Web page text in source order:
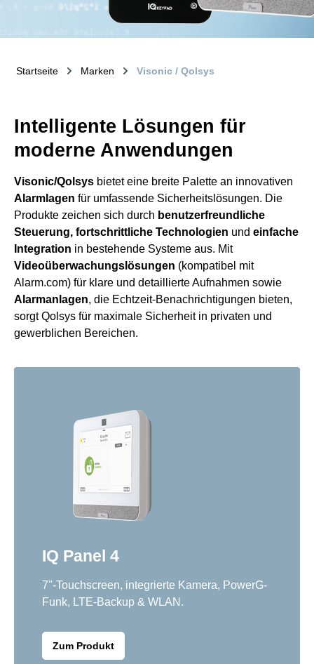
Startseite Marken Visonic / Qolsys
Intelligente Lösungen für
moderne Anwendungen
Visonic/Qolsys bietet eine breite Palette an innovativen
Alarmlagen für umfassende Sicherheitslösungen. Die
Produkte zeichen sich durch benutzerfreundliche
Steuerung, fortschrittliche Technologien und einfache
Integration in bestehende Systeme aus. Mit
Videoüberwachungslösungen (kompatibel mit
Alarm.com) für klare und detaillierte Aufnahmen sowie
Alarmanlagen, die Echtzeit-Benachrichtigungen bieten,
sorgt Qolsys für maximale Sicherheit in privaten und
gewerblichen Bereichen.
IQ Panel 4
7"-Touchscreen, integrierte Kamera, PowerG-
Funk, LTE-Backup & WLAN.
Zum Produkt